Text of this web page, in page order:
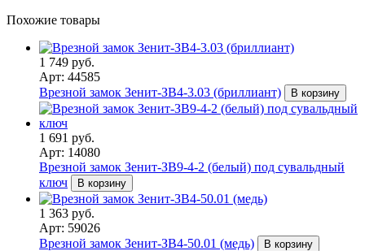
Похожие товары
1 749 руб.
Арт: 44585
Врезной замок Зенит-ЗВ4-3.03 (бриллиант)
В корзину
1 691 руб.
Арт: 14080
Врезной замок Зенит-ЗВ9-4-2 (белый) под сувальдный
ключ
В корзину
1 363 руб.
Арт: 59026
Врезной замок Зенит-ЗВ4-50.01 (медь)
В корзину